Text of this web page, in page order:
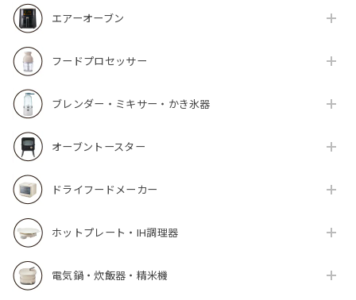
エアーオーブン
フードプロセッサー
ブレンダー・ミキサー・かき氷器
オーブントースター
ドライフードメーカー
ホットプレート・IH調理器
電気鍋・炊飯器・精米機